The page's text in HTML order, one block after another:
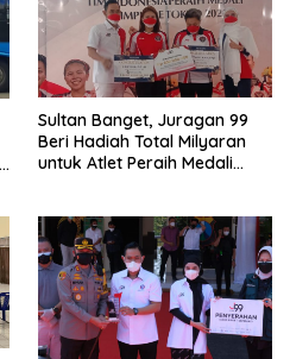
Sultan Banget, Juragan 99
Beri Hadiah Total Milyaran
untuk Atlet Peraih Medali